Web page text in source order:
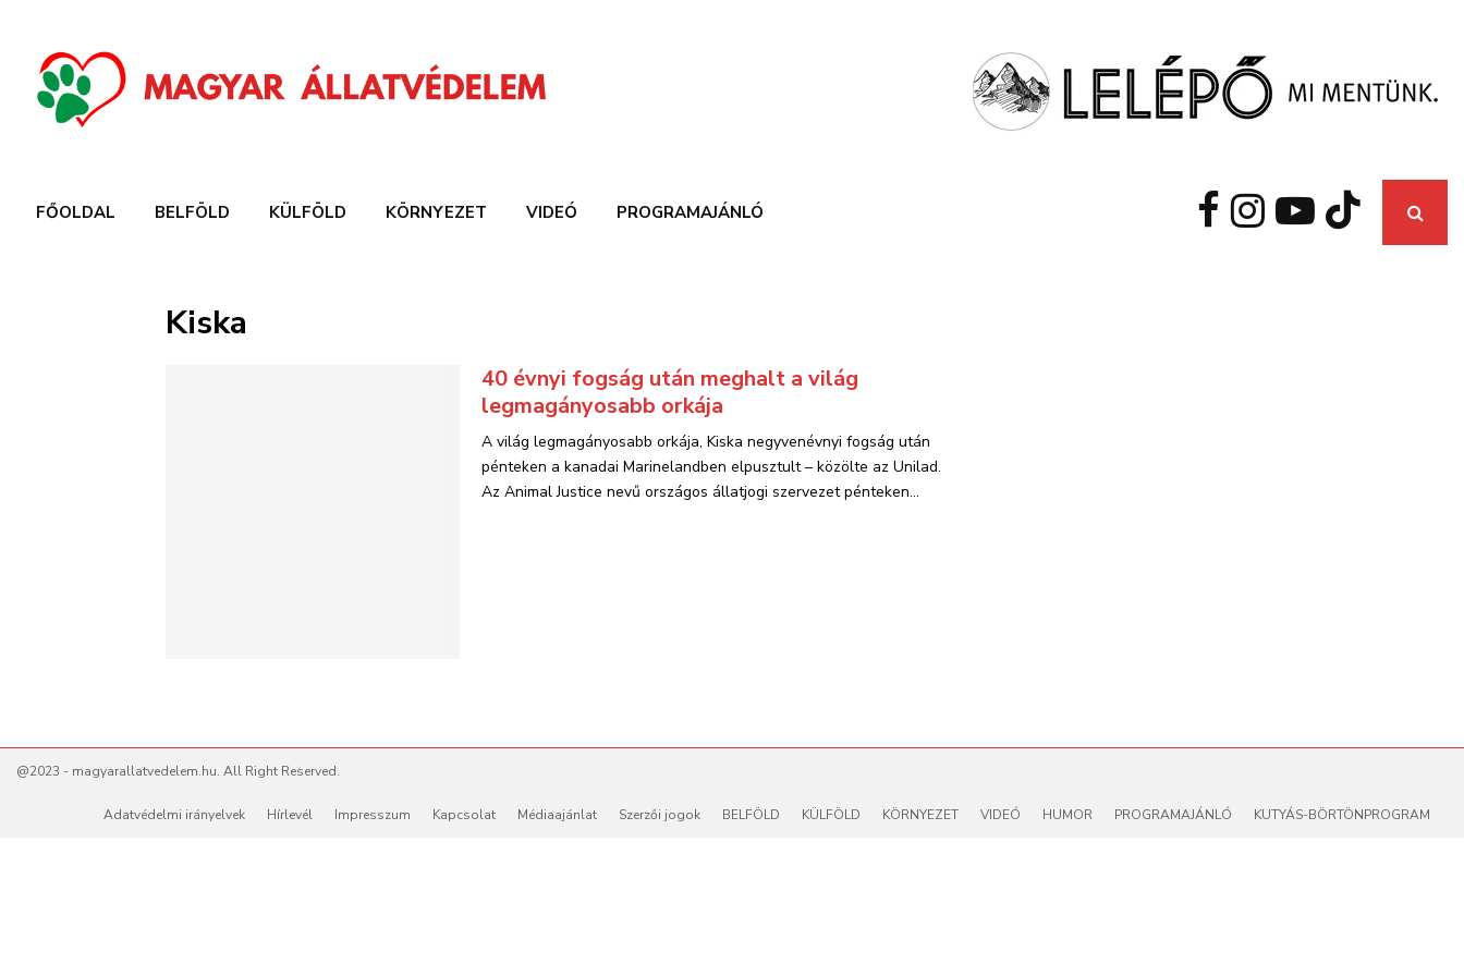
FŐOLDAL BELFÖLD KÜLFÖLD KÖRNYEZET VIDEÓ PROGRAMAJÁNLÓ
Kiska
40 évnyi fogság után meghalt a világ
legmagányosabb orkája
A világ legmagányosabb orkája, Kiska negyvenévnyi fogság után
pénteken a kanadai Marinelandben elpusztult – közölte az Unilad.
Az Animal Justice nevű országos állatjogi szervezet pénteken...
@2023 - magyarallatvedelem.hu. All Right Reserved.
Adatvédelmi irányelvek Hírlevél Impresszum Kapcsolat Médiaajánlat Szerzői jogok BELFÖLD KÜLFÖLD KÖRNYEZET VIDEÓ HUMOR PROGRAMAJÁNLÓ KUTYÁS-BÖRTÖNPROGRAM